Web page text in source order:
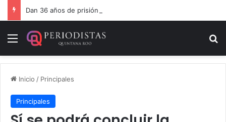
Menú
Inicio / Principales
Principales